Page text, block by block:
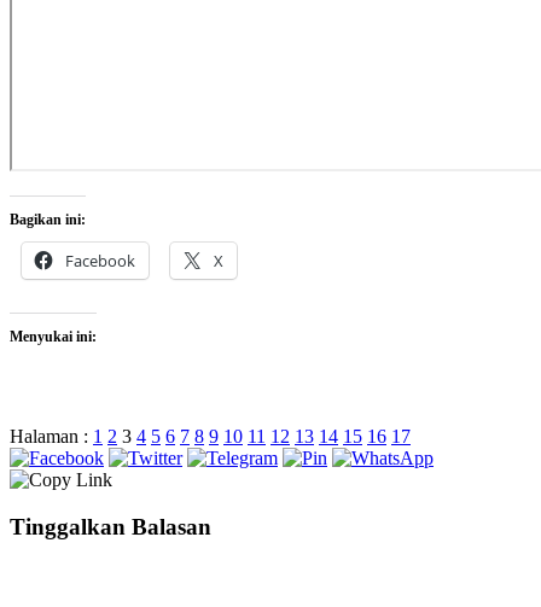
Bagikan ini:
Facebook X
Menyukai ini:
Halaman : 1 2 3 4 5 6 7 8 9 10 11 12 13 14 15 16 17
Tinggalkan Balasan